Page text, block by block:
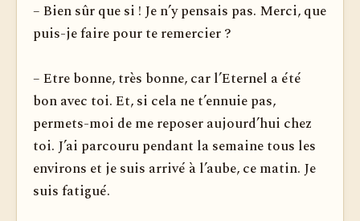
– Bien sûr que si ! Je n’y pensais pas. Merci, que
puis-je faire pour te remercier ?
– Etre bonne, très bonne, car l’Eternel a été
bon avec toi. Et, si cela ne t’ennuie pas,
permets-moi de me reposer aujourd’hui chez
toi. J’ai parcouru pendant la semaine tous les
environs et je suis arrivé à l’aube, ce matin. Je
suis fatigué.